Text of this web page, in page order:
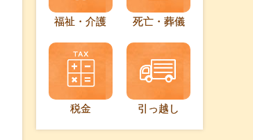
福祉・介護 死亡・葬儀
税金 引っ越し